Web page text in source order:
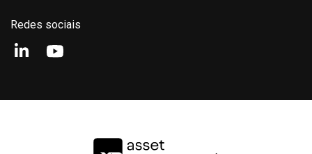
Alessandro Rossetto
Redes sociais